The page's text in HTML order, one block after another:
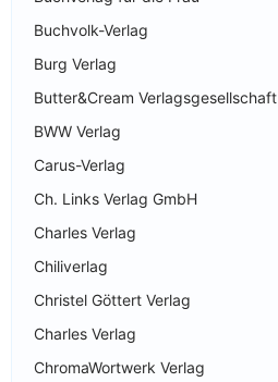
Buchvolk-Verlag
Burg Verlag
Butter&Cream Verlagsgesellschaft
BWW Verlag
Carus-Verlag
Ch. Links Verlag GmbH
Charles Verlag
Chiliverlag
Christel Göttert Verlag
Charles Verlag
ChromaWortwerk Verlag